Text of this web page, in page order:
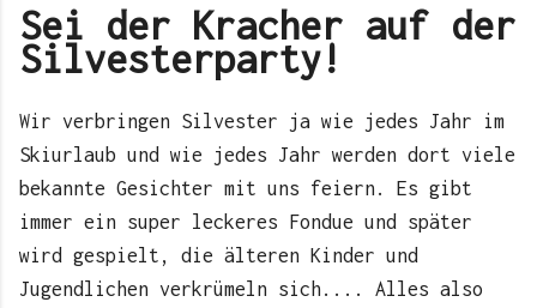
Sei der Kracher auf der
Silvesterparty!
Wir verbringen Silvester ja wie jedes Jahr im
Skiurlaub und wie jedes Jahr werden dort viele
bekannte Gesichter mit uns feiern. Es gibt
immer ein super leckeres Fondue und später
wird gespielt, die älteren Kinder und
Jugendlichen verkrümeln sich.... Alles also